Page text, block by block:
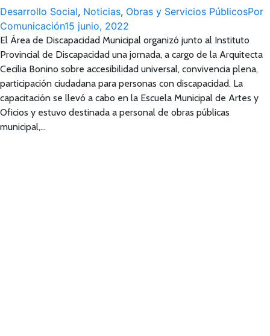
Desarrollo Social, Noticias, Obras y Servicios PúblicosPor
Comunicación15 junio, 2022
El Área de Discapacidad Municipal organizó junto al Instituto
Provincial de Discapacidad una jornada, a cargo de la Arquitecta
Cecilia Bonino sobre accesibilidad universal, convivencia plena,
participación ciudadana para personas con discapacidad. La
capacitación se llevó a cabo en la Escuela Municipal de Artes y
Oficios y estuvo destinada a personal de obras públicas
municipal,…